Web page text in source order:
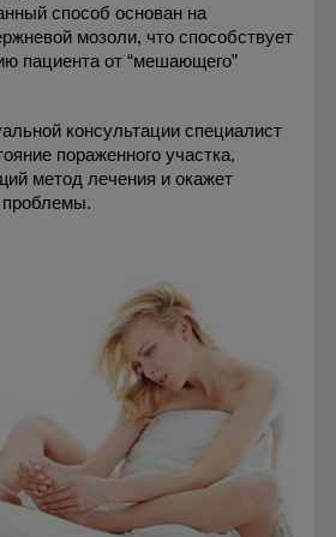
способ основан на
мозоли, что способствует
пациента от “мешающего”
консультации специалист
пораженного участка,
метод лечения и окажет